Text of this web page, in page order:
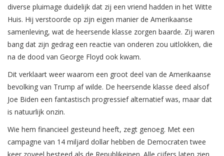
diverse pluimage duidelijk dat zij een vriend hadden in het Witte
Huis. Hij verstoorde op zijn eigen manier de Amerikaanse
samenleving, wat de heersende klasse zorgen baarde. Zij waren
bang dat zijn gedrag een reactie van onderen zou uitlokken, die
na de dood van George Floyd ook kwam.
Dit verklaart weer waarom een groot deel van de Amerikaanse
bevolking van Trump af wilde. De heersende klasse deed alsof
Joe Biden een fantastisch progressief alternatief was, maar dat
is natuurlijk onzin.
Wie hem financieel gesteund heeft, zegt genoeg. Met een
campagne van 14 miljard dollar hebben de Democraten twee